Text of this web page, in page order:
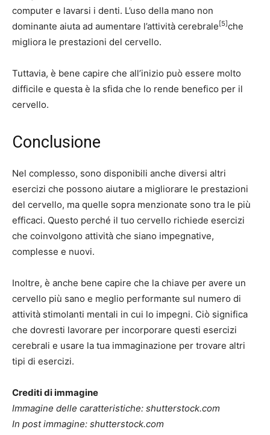
computer e lavarsi i denti. L’uso della mano non
dominante aiuta ad aumentare l’attività cerebrale [5]che
migliora le prestazioni del cervello.
Tuttavia, è bene capire che all’inizio può essere molto
difficile e questa è la sfida che lo rende benefico per il
cervello.
Conclusione
Nel complesso, sono disponibili anche diversi altri
esercizi che possono aiutare a migliorare le prestazioni
del cervello, ma quelle sopra menzionate sono tra le più
efficaci. Questo perché il tuo cervello richiede esercizi
che coinvolgono attività che siano impegnative,
complesse e nuovi.
Inoltre, è anche bene capire che la chiave per avere un
cervello più sano e meglio performante sul numero di
attività stimolanti mentali in cui lo impegni. Ciò significa
che dovresti lavorare per incorporare questi esercizi
cerebrali e usare la tua immaginazione per trovare altri
tipi di esercizi.
Crediti di immagine
Immagine delle caratteristiche: shutterstock.com
In post immagine: shutterstock.com